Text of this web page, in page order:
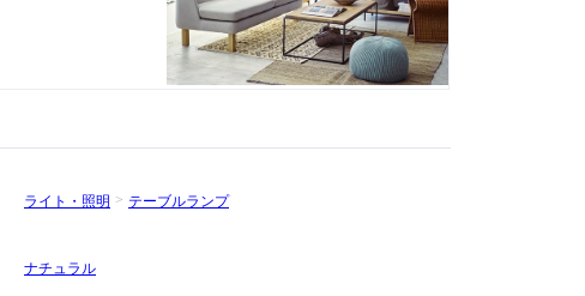
ライト・照明
テーブルランプ
ナチュラル